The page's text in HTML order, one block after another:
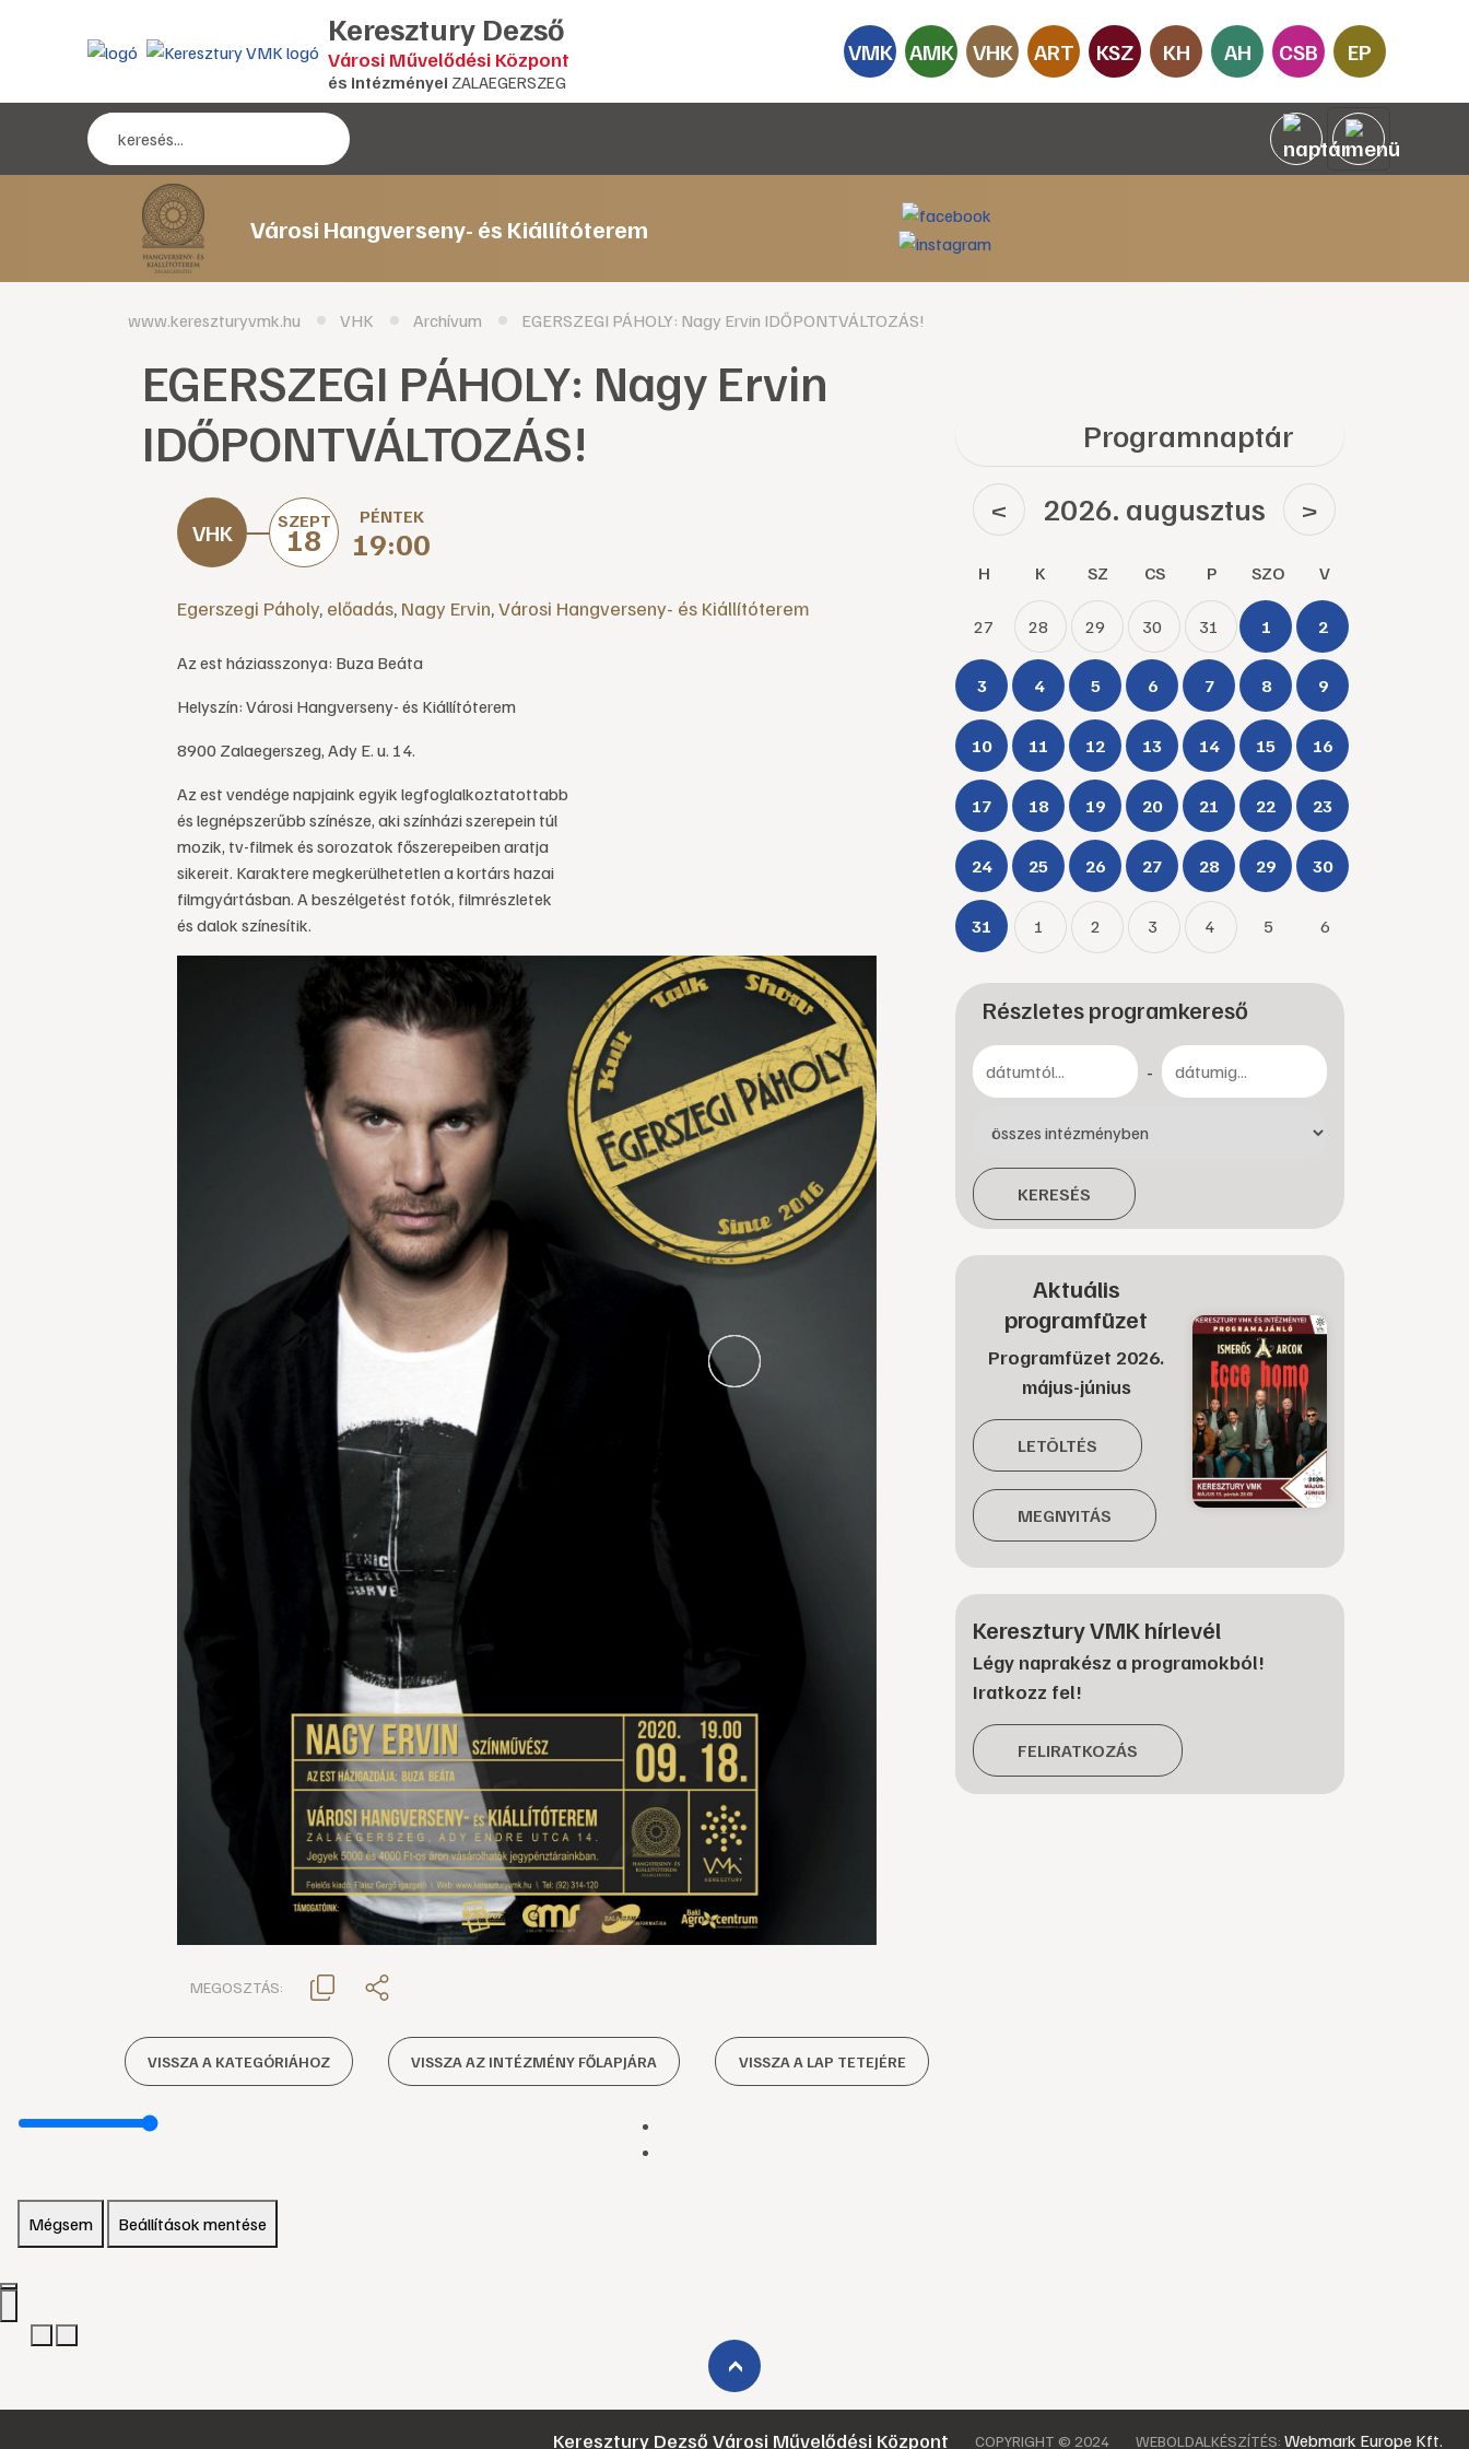
Keresztury Dezső
Városi Művelődési Központ
és intézményei ZALAEGERSZEG
VMK AMK VHK ART KSZ KH AH CSB EP
Városi Hangverseny- és Kiállítóterem
www.kereszturyvmk.hu VHK Archívum EGERSZEGI PÁHOLY: Nagy Ervin IDŐPONTVÁLTOZÁS!
EGERSZEGI PÁHOLY: Nagy Ervin
IDŐPONTVÁLTOZÁS!
SZEPT
18
PÉNTEK
19:00
Egerszegi Páholy, előadás, Nagy Ervin,Városi Hangverseny- és Kiállítóterem
Az est háziasszonya: Buza Beáta
Helyszín: Városi Hangverseny- és Kiállítóterem
8900 Zalaegerszeg, Ady E. u. 14.
Az est vendége napjaink egyik legfoglalkoztatottabb
és legnépszerűbb színésze, aki színházi szerepein túl
mozik, tv-filmek és sorozatok főszerepeiben aratja
sikereit. Karaktere megkerülhetetlen a kortárs hazai
filmgyártásban. A beszélgetést fotók, filmrészletek
és dalok színesítik.
MEGOSZTÁS:
VISSZA A KATEGÓRIÁHOZ VISSZA AZ INTÉZMÉNY FŐLAPJÁRA VISSZA A LAP TETEJÉRE
Programnaptár
< 2026. augusztus >
H K SZ CS P SZO V
27 28 29 30 31 1 2
3 4 5 6 7 8 9
10 11 12 13 14 15 16
17 18 19 20 21 22 23
24 25 26 27 28 29 30
31 1 2 3 4 5 6
Részletes programkereső
-
KERESÉS
Aktuális
programfüzet
Programfüzet 2026.
május-június
LETÖLTÉS
MEGNYITÁS
Keresztury VMK hírlevél
Légy naprakész a programokból!
Iratkozz fel!
FELIRATKOZÁS
Mégsem Beállítások mentése
›
Keresztury Dezső Városi Művelődési Központ COPYRIGHT © 2024 WEBOLDALKÉSZÍTÉS: Webmark Europe Kft.